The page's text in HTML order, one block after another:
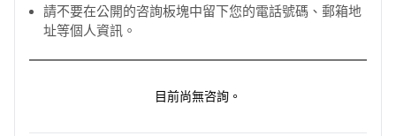
請不要在公開的咨詢板塊中留下您的電話號碼、郵箱地
址等個人資訊。
目前尚無咨詢。